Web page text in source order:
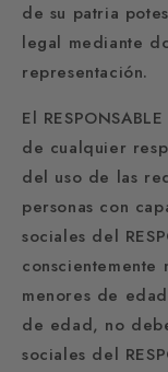
de su patria
legal mediante
representación.
El
de cualquier
del uso de las
personas con
sociales del
conscientemente
menores de
de edad, no
sociales del